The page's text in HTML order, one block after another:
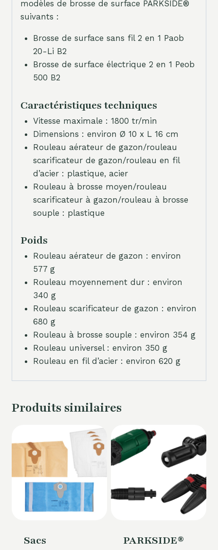
modèles de brosse de surface PARKSIDE®
suivants :
Brosse de surface sans fil 2 en 1 Paob
20-Li B2
Brosse de surface électrique 2 en 1 Peob
500 B2
Caractéristiques techniques
Vitesse maximale : 1800 tr/min
Dimensions : environ Ø 10 x L 16 cm
Rouleau aérateur de gazon/rouleau
scarificateur de gazon/rouleau en fil
d’acier : plastique, acier
Rouleau à brosse moyen/rouleau
scarificateur à gazon/rouleau à brosse
souple : plastique
Poids
Rouleau aérateur de gazon : environ
577 g
Rouleau moyennement dur : environ
340 g
Rouleau scarificateur de gazon : environ
680 g
Rouleau à brosse souple : environ 354 g
Rouleau universel : environ 350 g
Rouleau en fil d’acier : environ 620 g
Produits similaires
Sacs
PARKSIDE®